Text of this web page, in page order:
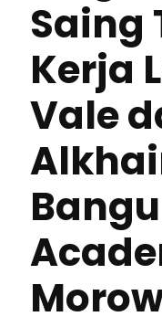
Saing
Kerja
Vale